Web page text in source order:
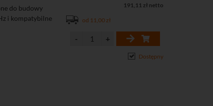
do budowy
i kompatybilne
191,11 zł netto
od 11,00 zł
Dostępny